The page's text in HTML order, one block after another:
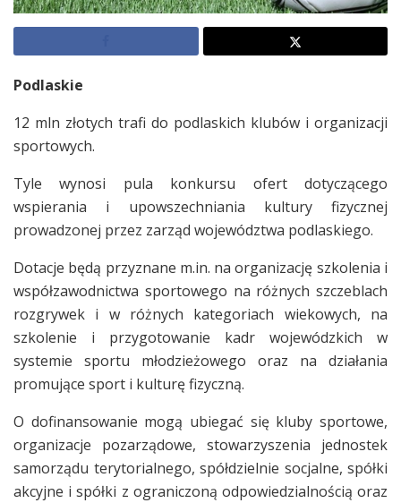
Podlaskie
12 mln złotych trafi do podlaskich klubów i organizacji
sportowych.
Tyle wynosi pula konkursu ofert dotyczącego
wspierania i upowszechniania kultury fizycznej
prowadzonej przez zarząd województwa podlaskiego.
Dotacje będą przyznane m.in. na organizację szkolenia i
współzawodnictwa sportowego na różnych szczeblach
rozgrywek i w różnych kategoriach wiekowych, na
szkolenie i przygotowanie kadr wojewódzkich w
systemie sportu młodzieżowego oraz na działania
promujące sport i kulturę fizyczną.
O dofinansowanie mogą ubiegać się kluby sportowe,
organizacje pozarządowe, stowarzyszenia jednostek
samorządu terytorialnego, spółdzielnie socjalne, spółki
akcyjne i spółki z ograniczoną odpowiedzialnością oraz